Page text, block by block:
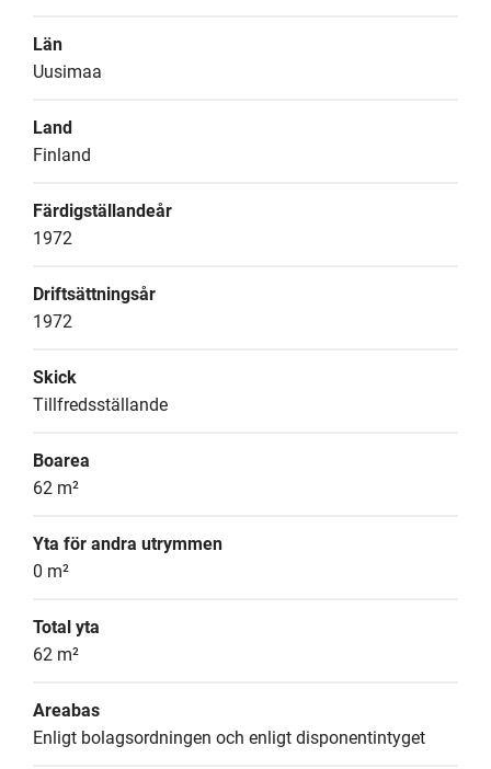
Län
Uusimaa
Land
Finland
Färdigställandeår
1972
Driftsättningsår
1972
Skick
Tillfredsställande
Boarea
62 m²
Yta för andra utrymmen
0 m²
Total yta
62 m²
Areabas
Enligt bolagsordningen och enligt disponentintyget